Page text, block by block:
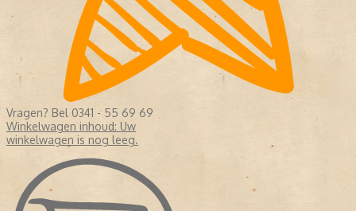
Vragen? Bel 0341 - 55 69 69
Winkelwagen inhoud: Uw
winkelwagen is nog leeg.